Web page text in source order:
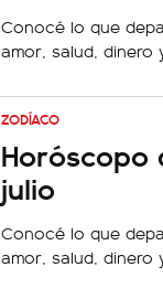
Conocé lo que
amor, salud, dinero
ZODÍACO
Horóscopo
julio
Conocé lo que
amor, salud, dinero